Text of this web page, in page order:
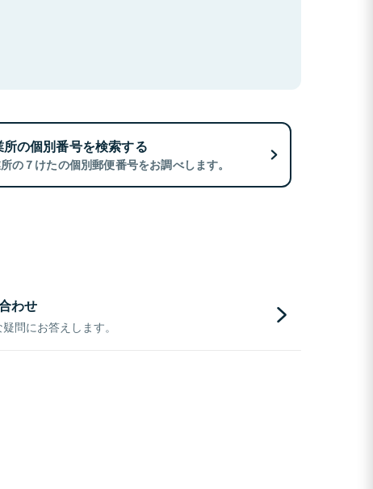
所の個別番号を検索する
の７けたの個別郵便番号をお調べします。
わせ
問にお答えします。